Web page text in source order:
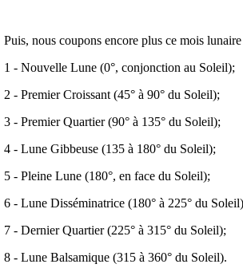
Puis, nous coupons encore plus ce mois lunaire
1 - Nouvelle Lune (0°, conjonction au Soleil);
2 - Premier Croissant (45° à 90° du Soleil);
3 - Premier Quartier (90° à 135° du Soleil);
4 - Lune Gibbeuse (135 à 180° du Soleil);
5 - Pleine Lune (180°, en face du Soleil);
6 - Lune Disséminatrice (180° à 225° du
7 - Dernier Quartier (225° à 315° du Soleil);
8 - Lune Balsamique (315 à 360° du Soleil).